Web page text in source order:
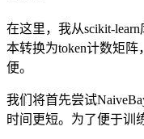
在这里，我从scikit-
本转换为token计数矩阵
便。
我们将首先尝试
时间更短。为了便于训